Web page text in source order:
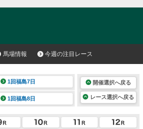
馬場情報 今週の注目レース
1回福島7日
1回福島8日
開催選択へ戻る
レース選択へ戻る